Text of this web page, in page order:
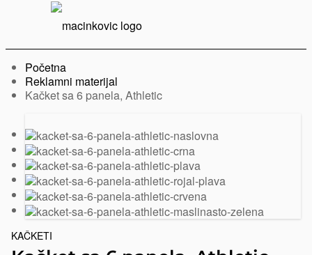
Početna
Reklamni materijal
Trenutno:
Kačket sa 6 panela, Athletic
Prethodni
slajd
Sledeći
slajd
KAČKETI